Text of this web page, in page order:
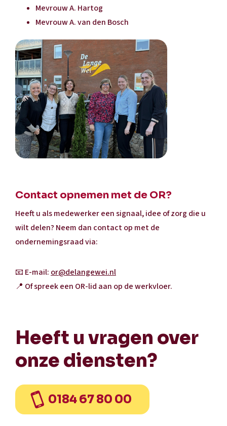
Mevrouw A. Hartog
Mevrouw A. van den Bosch
Contact opnemen met de OR?
Heeft u als medewerker een signaal, idee of zorg die u
wilt delen? Neem dan contact op met de
ondernemingsraad via:
📧 E-mail: or@delangewei.nl
📍 Of spreek een OR-lid aan op de werkvloer.
Heeft u vragen over
onze diensten?
0184 67 80 00